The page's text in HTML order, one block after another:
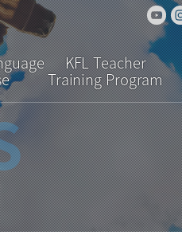
&
KFL Teacher
Training Program
Overview
Curriculum
Admission